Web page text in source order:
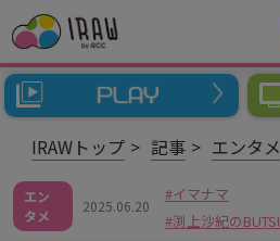
IRAWトップ 記事 エンタメ
エン
タメ
2025.06.20
イマナマ
渕上沙紀の